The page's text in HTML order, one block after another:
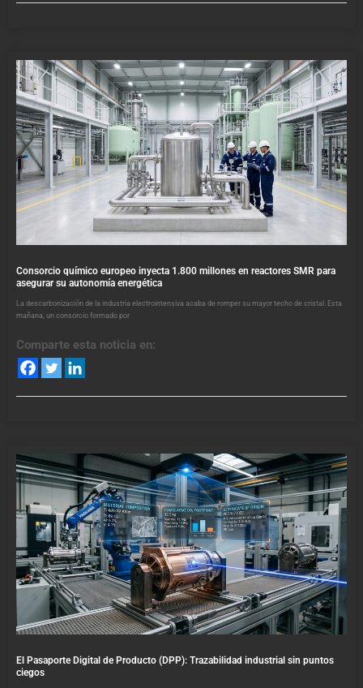
Consorcio químico europeo inyecta 1.800 millones en reactores SMR para
asegurar su autonomía energética
La descarbonización de la industria electrointensiva acaba de romper su mayor techo de cristal. Esta
mañana, un consorcio formado por
Comparte esta noticia en:
El Pasaporte Digital de Producto (DPP): Trazabilidad industrial sin puntos
ciegos